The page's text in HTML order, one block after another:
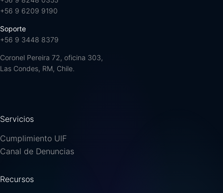
+56 9 6209 9190
Soporte
+56 9 3448 8379
Coronel Pereira 72, oficina 303,
Las Condes, RM, Chile.
Servicios
Cumplimiento UIF
Canal de Denuncias
Recursos